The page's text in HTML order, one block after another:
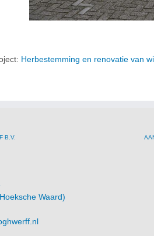
Herbestemming en renovatie van
B.V.
Waard)